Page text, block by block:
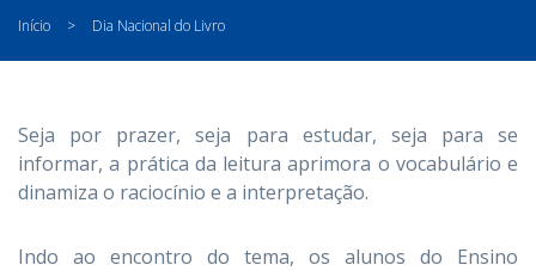
Início > Dia Nacional do Livro
Seja por prazer, seja para estudar, seja para se
informar, a prática da leitura aprimora o vocabulário e
dinamiza o raciocínio e a interpretação.
Indo ao encontro do tema, os alunos do Ensino